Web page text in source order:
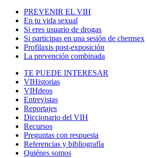
PREVENIR EL VIH
En tu vida sexual
Si eres usuario de drogas
Si participas en una sesión de chemsex
Profilaxis post-exposición
La prevención combinada
TE PUEDE INTERESAR
VIHistorias
VIHdeos
Entrevistas
Reportajes
Diccionario del VIH
Recursos
Preguntas con respuesta
Referencias y bibliografía
Quiénes somos